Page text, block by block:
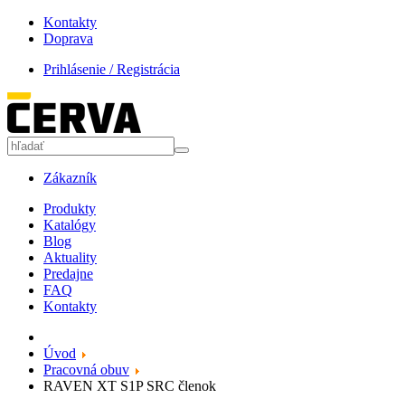
Kontakty
Doprava
Prihlásenie / Registrácia
Zákazník
Produkty
Katalógy
Blog
Aktuality
Predajne
FAQ
Kontakty
Úvod
Pracovná obuv
RAVEN XT S1P SRC členok